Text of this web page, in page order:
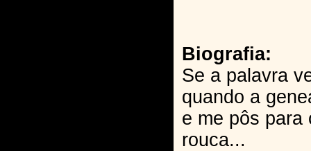
Biografia:
Se a palavra
quando a
e me pôs para
rouca...